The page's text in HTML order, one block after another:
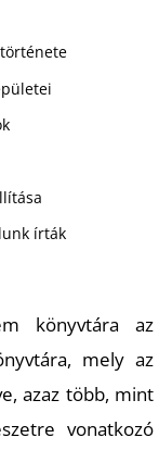
írták
könyvtára az
mely az
azaz több, mint
vonatkozó